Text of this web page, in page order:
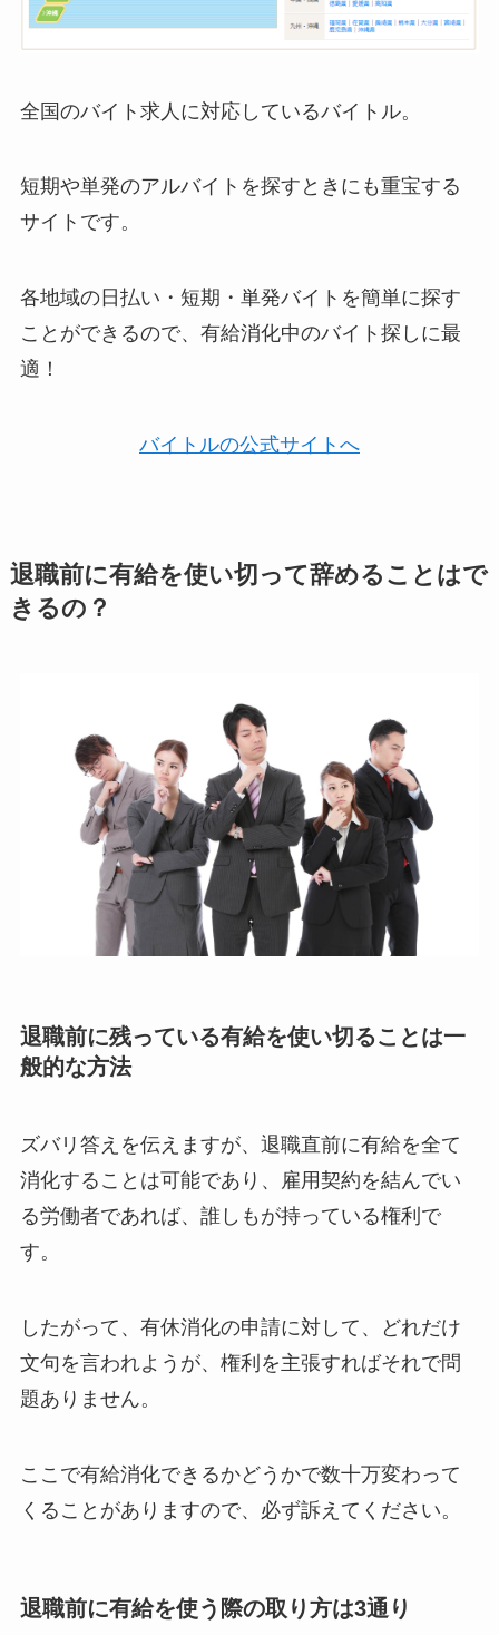
全国のバイト求人に対応しているバイトル。
短期や単発のアルバイトを探すときにも重宝する
サイトです。
各地域の日払い・短期・単発バイトを簡単に探す
ことができるので、有給消化中のバイト探しに最
適！
バイトルの公式サイトへ
退職前に有給を使い切って辞めることはで
きるの？
退職前に残っている有給を使い切ることは一
般的な方法
ズバリ答えを伝えますが、退職直前に有給を全て
消化することは可能であり、雇用契約を結んでい
る労働者であれば、誰しもが持っている権利で
す。
したがって、有休消化の申請に対して、どれだけ
文句を言われようが、権利を主張すればそれで問
題ありません。
ここで有給消化できるかどうかで数十万変わって
くることがありますので、必ず訴えてください。
退職前に有給を使う際の取り方は3通り